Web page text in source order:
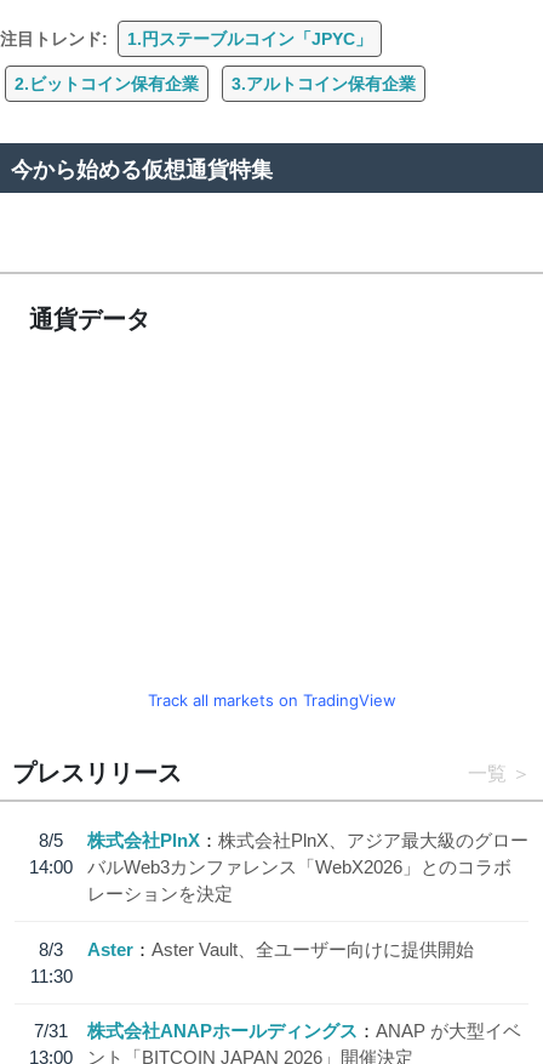
注目トレンド: 1.円ステーブルコイン「JPYC」
2.ビットコイン保有企業 3.アルトコイン保有企業
今から始める仮想通貨特集
通貨データ
Track all markets on TradingView
プレスリリース 一覧
8/5
14:00
株式会社PlnX
株式会社PlnX、アジア最大級のグロー
バルWeb3カンファレンス「WebX2026」とのコラボ
レーションを決定
8/3
11:30
Aster Aster Vault、全ユーザー向けに提供開始
7/31
13:00
株式会社ANAPホールディングス
ANAP が大型イベ
ント「BITCOIN JAPAN 2026」開催決定